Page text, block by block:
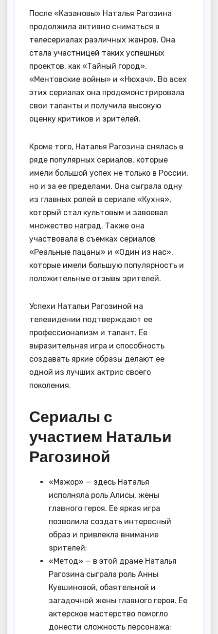
После «Казановы» Наталья Рагозина
продолжила активно сниматься в
телесериалах различных жанров. Она
стала участницей таких успешных
проектов, как «Тайный город»,
«Ментовские войны» и «Нюхач». Во всех
этих сериалах она продемонстрировала
свои таланты и получила высокую
оценку критиков и зрителей.
Кроме того, Наталья Рагозина снялась в
ряде популярных сериалов, которые
имели большой успех не только в России,
но и за ее пределами. Она сыграла одну
из главных ролей в сериале «Кухня»,
который стал культовым и завоевал
множество наград. Также она
участвовала в съемках сериалов
«Реальные пацаны» и «Один из нас»,
которые имели большую популярность и
положительные отзывы зрителей.
Успехи Натальи Рагозиной на
телевидении подтверждают ее
профессионализм и талант. Ее
выразительная игра и способность
создавать яркие образы делают ее
одной из лучших актрис своего
поколения.
Сериалы с
участием Натальи
Рагозиной
«Мажор» — здесь Наталья
исполняла роль Алисы, жены
главного героя. Ее яркая игра
позволила создать интересный
образ и привлекла внимание
зрителей;
«Метод» — в этой драме Наталья
Рагозина сыграла роль Анны
Кувшиновой, обаятельной и
загадочной жены главного героя. Ее
актерское мастерство помогло
донести сложность персонажа;